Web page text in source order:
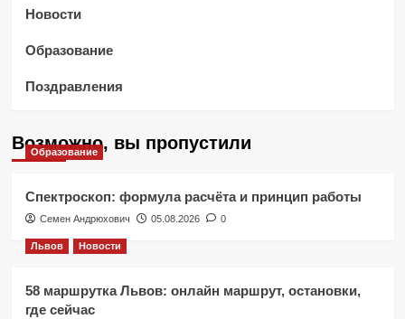
Новости
Образование
Поздравления
Возможно, вы пропустили
Образование
Спектроскоп: формула расчёта и принцип работы
Семен Андрюхович 05.08.2026 0
Львов Новости
58 маршрутка Львов: онлайн маршрут, остановки,
где сейчас